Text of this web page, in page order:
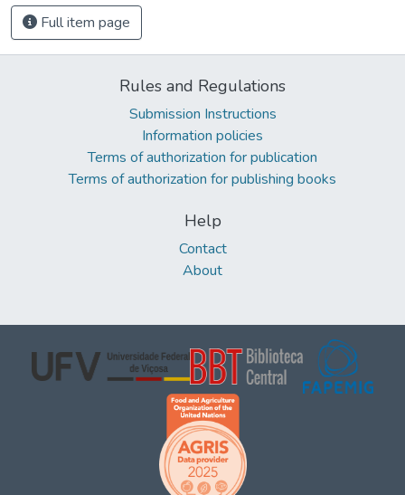
Full item page
Rules and Regulations
Submission Instructions
Information policies
Terms of authorization for publication
Terms of authorization for publishing books
Help
Contact
About